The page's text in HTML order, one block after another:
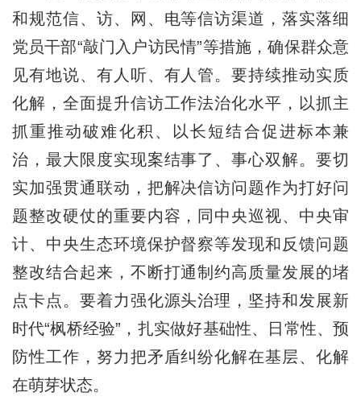
和规范信、访、网、电等信访渠道，落实落细
党员干部“敲门入户访民情”等措施，确保群众意
见有地说、有人听、有人管。要持续推动实质
化解，全面提升信访工作法治化水平，以抓主
抓重推动破难化积、以长短结合促进标本兼
治，最大限度实现案结事了、事心双解。要切
实加强贯通联动，把解决信访问题作为打好问
题整改硬仗的重要内容，同中央巡视、中央审
计、中央生态环境保护督察等发现和反馈问题
整改结合起来，不断打通制约高质量发展的堵
点卡点。要着力强化源头治理，坚持和发展新
时代“枫桥经验”，扎实做好基础性、日常性、预
防性工作，努力把矛盾纠纷化解在基层、化解
在萌芽状态。